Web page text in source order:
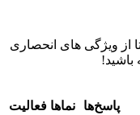
از ویژگی های انحصاری
باشید!
پاسخ‌ها نماها فعالیت